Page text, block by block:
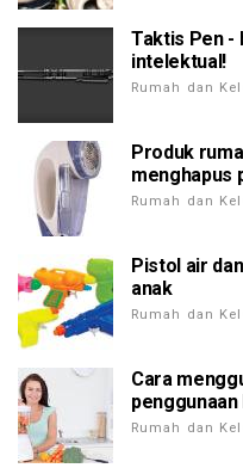
Taktis Pen -
intelektual!
Rumah dan
Produk
menghapus
Rumah dan
Pistol air
anak
Rumah dan
Cara
Rumah dan